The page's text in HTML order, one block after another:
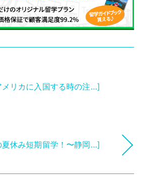
リカに入国する時の注…]
休み短期留学！〜静岡…]